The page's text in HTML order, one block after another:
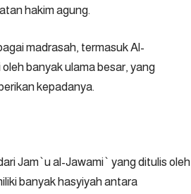
hakim agung.
madrasah, termasuk Al-
banyak ulama besar, yang
kepadanya.
Jam`u al-Jawami` yang ditulis oleh
banyak hasyiyah antara